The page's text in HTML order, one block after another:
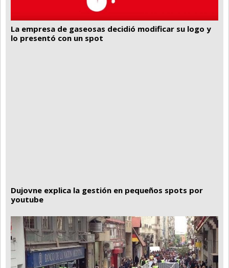
La empresa de gaseosas decidió modificar su logo y
lo presentó con un spot
Dujovne explica la gestión en pequeños spots por
youtube